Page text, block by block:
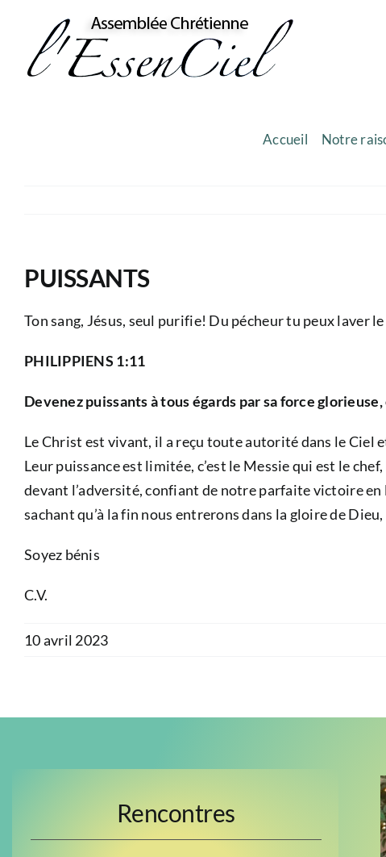
content
Accueil Notre
PUISSANTS
Ton sang, Jésus, seul purifie! Du pécheur tu peux laver
PHILIPPIENS 1:11
Devenez puissants à tous égards par sa force
Le Christ est vivant, il a reçu toute autorité dans le Ciel
Leur puissance est limitée, c’est le Messie qui est le
devant l’adversité, confiant de notre parfaite victoire
sachant qu’à la fin nous entrerons dans la gloire de
Soyez bénis
C.V.
10 avril 2023
Rencontres